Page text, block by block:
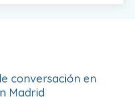
conversación en
Madrid